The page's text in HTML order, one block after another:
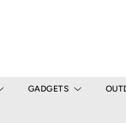
GADGETS